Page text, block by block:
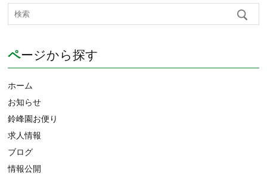
ページから探す
ホーム
お知らせ
鈴峰園お便り
求人情報
ブログ
情報公開